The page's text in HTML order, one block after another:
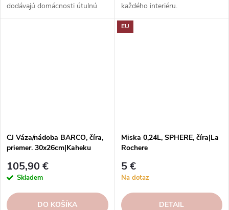
dodávajú domácnosti útulnú
atmosféru.
každého interiéru.
CJ Váza/nádoba BARCO, číra,
priemer. 30x26cm|Kaheku
105,90 €
Skladem
DO KOŠÍKA
EU
Miska 0,24L, SPHERE, číra|La
Rochere
5 €
Na dotaz
DETAIL